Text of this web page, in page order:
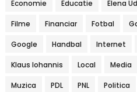
Economie Educatie Elena
Filme Financiar Fotbal
Google Handbal Internet
Klaus Iohannis Local Media
Muzica PDL PNL Politica